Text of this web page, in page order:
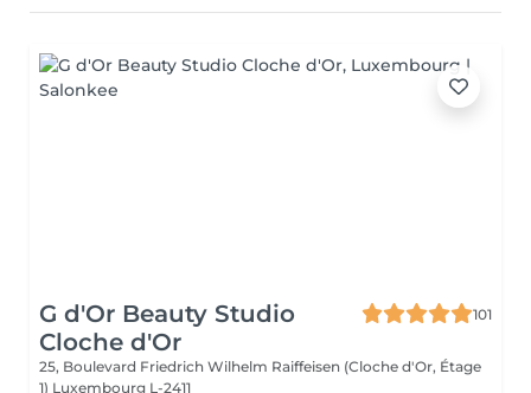
G d'Or Beauty Studio
Cloche d'Or
101
25, Boulevard Friedrich Wilhelm Raiffeisen (Cloche d'Or, Étage
1) Luxembourg L-2411